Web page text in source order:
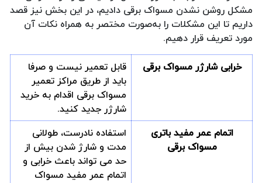
مشکل روشن نشدن مسواک برقی دادیم، در این بخش نیز قصد
داریم تا این مشکلات را به‌صورت مختصر به همراه نکات آن
مورد تعریف قرار دهیم.
خرابی شارژر مسواک برقی
قابل تعمیر نیست و صرفا
باید از طریق مراکز تعمیر
مسواک برقی اقدام به خرید
شارژر جدید کنید.
اتمام عمر مفید باتری
مسواک برقی
استفاده نادرست، طولانی
مدت و شارژ شدن بیش از
حد می تواند باعث خرابی و
اتمام عمر مفید مسواک